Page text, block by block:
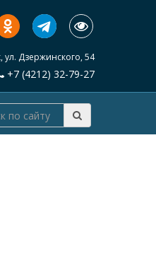
ул. Дзержинского, 54
+7 (4212) 32-79-27